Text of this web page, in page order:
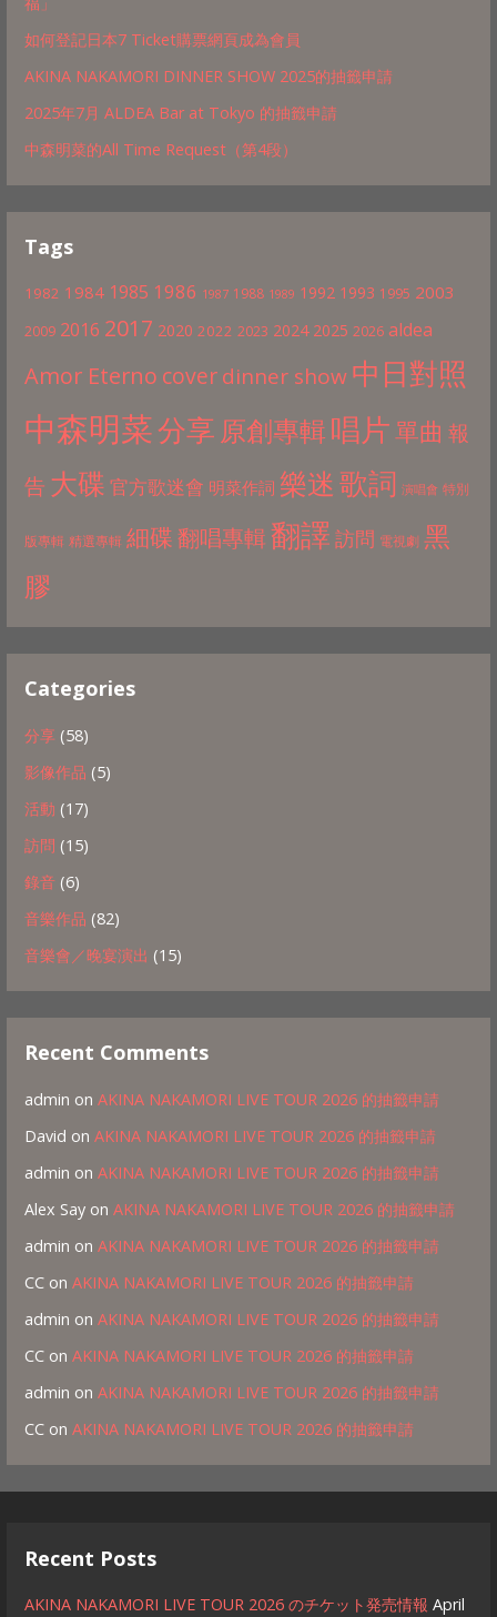
如何登記日本7 Ticket購票網頁成為會員
AKINA NAKAMORI DINNER SHOW 2025的抽籤申請
2025年7月 ALDEA Bar at Tokyo 的抽籤申請
中森明菜的All Time Request（第4段）
Tags
1982 1984 1985 1986 1987 1988 1989 1992 1993 1995 2003
2009 2016 2017 2020 2022 2023 2024 2025 2026 aldea
Amor Eterno coverdinner show中日對照
中森明菜分享 原創專輯唱片單曲 報
告 大碟 官方歌迷會 明菜作詞 樂迷歌詞 演唱會 特別
版專輯 精選專輯 細碟翻唱專輯翻譯 訪問 電視劇 黑
膠
Categories
分享 (58)
影像作品 (5)
活動 (17)
訪問 (15)
錄音 (6)
音樂作品 (82)
音樂會／晚宴演出 (15)
Recent Comments
admin onAKINA NAKAMORI LIVE TOUR 2026 的抽籤申請
David onAKINA NAKAMORI LIVE TOUR 2026 的抽籤申請
admin onAKINA NAKAMORI LIVE TOUR 2026 的抽籤申請
Alex Say onAKINA NAKAMORI LIVE TOUR 2026 的抽籤申請
admin onAKINA NAKAMORI LIVE TOUR 2026 的抽籤申請
CC onAKINA NAKAMORI LIVE TOUR 2026 的抽籤申請
admin onAKINA NAKAMORI LIVE TOUR 2026 的抽籤申請
CC onAKINA NAKAMORI LIVE TOUR 2026 的抽籤申請
admin onAKINA NAKAMORI LIVE TOUR 2026 的抽籤申請
CC onAKINA NAKAMORI LIVE TOUR 2026 的抽籤申請
Recent Posts
AKINA NAKAMORI LIVE TOUR 2026 のチケット発売情報 April